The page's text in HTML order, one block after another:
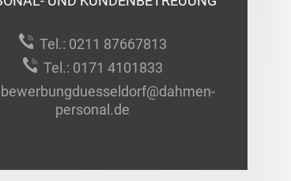
Tel.: 0211 87667813
Tel.: 0171 4101833
bewerbungduesseldorf@dahmen-
personal.de